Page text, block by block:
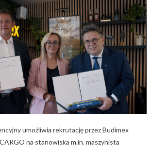
umożliwia rekrutację przez Budimex
na stanowiska m.in. maszynista